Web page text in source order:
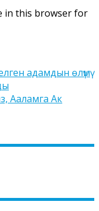
in this browser for
адамдын өлүмү
Ааламга Ак